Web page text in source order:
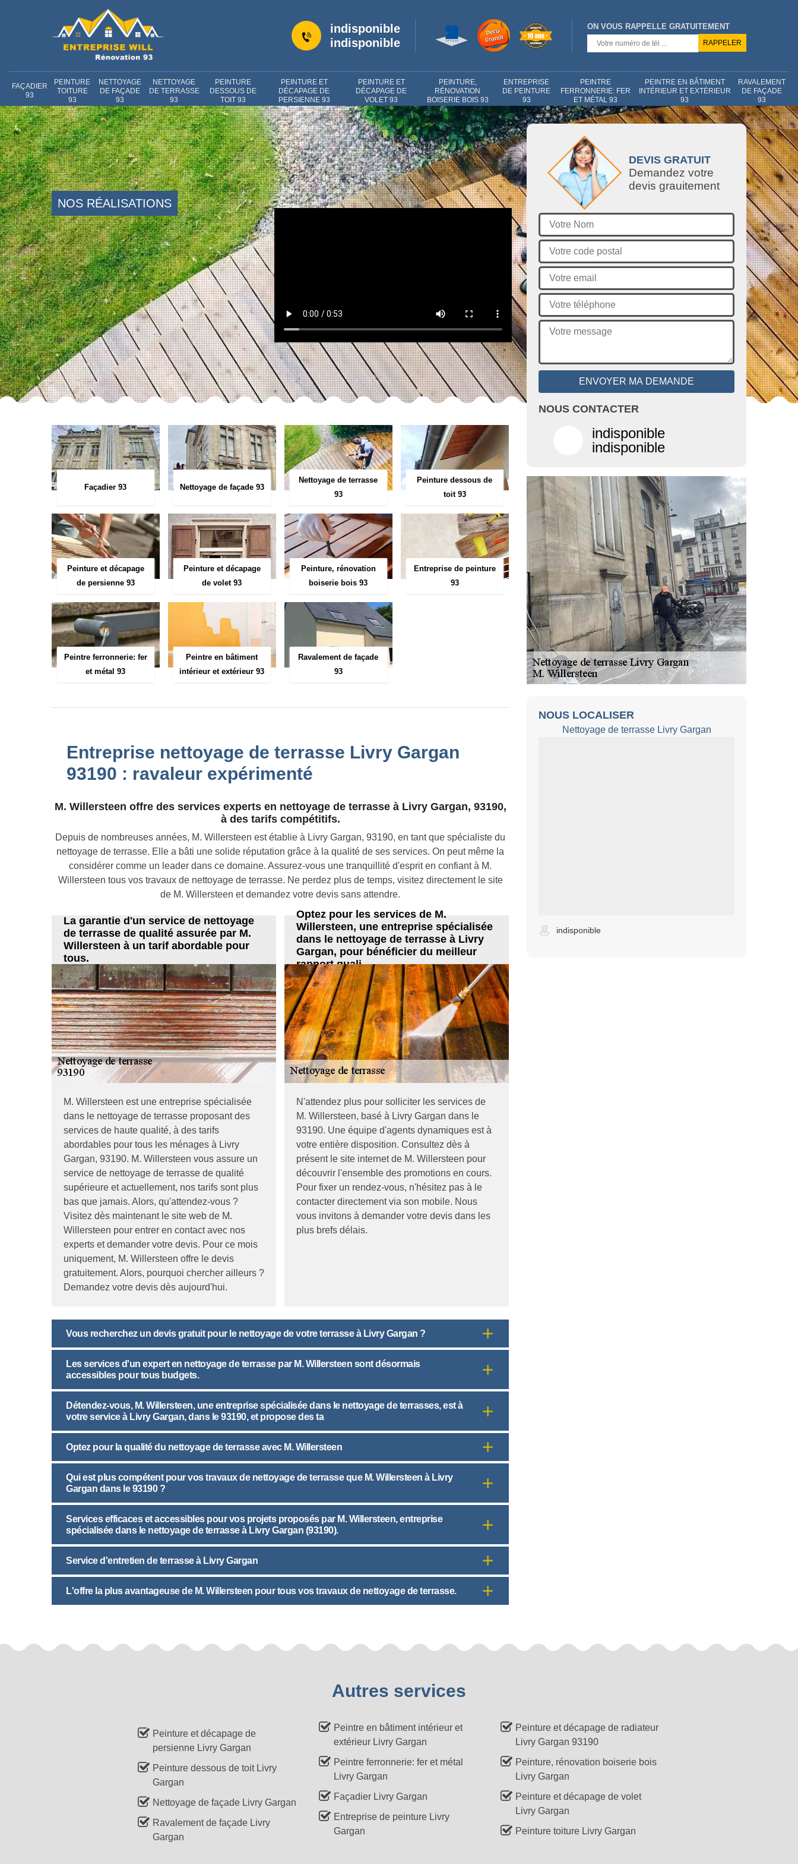
indisponible
indisponible
ON VOUS RAPPELLE GRATUITEMENT
FAÇADIER
93
PEINTURE
TOITURE
93
NETTOYAGE
DE FAÇADE
93
NETTOYAGE
DE TERRASSE
93
PEINTURE
DESSOUS DE
TOIT 93
PEINTURE ET
DÉCAPAGE DE
PERSIENNE 93
PEINTURE ET
DÉCAPAGE DE
VOLET 93
PEINTURE,
RÉNOVATION
BOISERIE BOIS 93
ENTREPRISE
DE PEINTURE
93
PEINTRE
FERRONNERIE: FER
ET MÉTAL 93
PEINTRE EN BÂTIMENT
INTÉRIEUR ET EXTÉRIEUR
93
RAVALEMENT
DE FAÇADE
93
NOS RÉALISATIONS
Façadier 93 Nettoyage de façade 93
Nettoyage de terrasse
93
Peinture dessous de
toit 93
Peinture et décapage
de persienne 93
Peinture et décapage
de volet 93
Peinture, rénovation
boiserie bois 93
Entreprise de peinture
93
Peintre ferronnerie: fer
et métal 93
Peintre en bâtiment
intérieur et extérieur 93
Ravalement de façade
93
Entreprise nettoyage de terrasse Livry Gargan
93190 : ravaleur expérimenté
M. Willersteen offre des services experts en nettoyage de terrasse à Livry Gargan, 93190,
à des tarifs compétitifs.
Depuis de nombreuses années, M. Willersteen est établie à Livry Gargan, 93190, en tant que spécialiste du
nettoyage de terrasse. Elle a bâti une solide réputation grâce à la qualité de ses services. On peut même la
considérer comme un leader dans ce domaine. Assurez-vous une tranquillité d'esprit en confiant à M.
Willersteen tous vos travaux de nettoyage de terrasse. Ne perdez plus de temps, visitez directement le site
de M. Willersteen et demandez votre devis sans attendre.
La garantie d'un service de nettoyage
de terrasse de qualité assurée par M.
Willersteen à un tarif abordable pour
tous.
M. Willersteen est une entreprise spécialisée
dans le nettoyage de terrasse proposant des
services de haute qualité, à des tarifs
abordables pour tous les ménages à Livry
Gargan, 93190. M. Willersteen vous assure un
service de nettoyage de terrasse de qualité
supérieure et actuellement, nos tarifs sont plus
bas que jamais. Alors, qu'attendez-vous ?
Visitez dès maintenant le site web de M.
Willersteen pour entrer en contact avec nos
experts et demander votre devis. Pour ce mois
uniquement, M. Willersteen offre le devis
gratuitement. Alors, pourquoi chercher ailleurs ?
Demandez votre devis dès aujourd'hui.
Optez pour les services de M.
Willersteen, une entreprise spécialisée
dans le nettoyage de terrasse à Livry
Gargan, pour bénéficier du meilleur
rapport quali
N'attendez plus pour solliciter les services de
M. Willersteen, basé à Livry Gargan dans le
93190. Une équipe d'agents dynamiques est à
votre entière disposition. Consultez dès à
présent le site internet de M. Willersteen pour
découvrir l'ensemble des promotions en cours.
Pour fixer un rendez-vous, n'hésitez pas à le
contacter directement via son mobile. Nous
vous invitons à demander votre devis dans les
plus brefs délais.
Vous recherchez un devis gratuit pour le nettoyage de votre terrasse à Livry Gargan ?
Les services d'un expert en nettoyage de terrasse par M. Willersteen sont désormais
accessibles pour tous budgets.
Détendez-vous, M. Willersteen, une entreprise spécialisée dans le nettoyage de terrasses, est à
votre service à Livry Gargan, dans le 93190, et propose des ta
Optez pour la qualité du nettoyage de terrasse avec M. Willersteen
Qui est plus compétent pour vos travaux de nettoyage de terrasse que M. Willersteen à Livry
Gargan dans le 93190 ?
Services efficaces et accessibles pour vos projets proposés par M. Willersteen, entreprise
spécialisée dans le nettoyage de terrasse à Livry Gargan (93190).
Service d'entretien de terrasse à Livry Gargan
L'offre la plus avantageuse de M. Willersteen pour tous vos travaux de nettoyage de terrasse.
DEVIS GRATUIT
Demandez votre
devis grauitement
NOUS CONTACTER
indisponible
indisponible
NOUS LOCALISER
Nettoyage de terrasse Livry Gargan
indisponible
Autres services
Peinture et décapage de
persienne Livry Gargan
Peinture dessous de toit Livry
Gargan
Nettoyage de façade Livry Gargan
Ravalement de façade Livry
Gargan
Peintre en bâtiment intérieur et
extérieur Livry Gargan
Peintre ferronnerie: fer et métal
Livry Gargan
Façadier Livry Gargan
Entreprise de peinture Livry
Gargan
Peinture et décapage de radiateur
Livry Gargan 93190
Peinture, rénovation boiserie bois
Livry Gargan
Peinture et décapage de volet
Livry Gargan
Peinture toiture Livry Gargan